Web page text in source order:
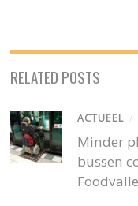
RELATED POSTS
ACTUEEL /
Minder
bussen